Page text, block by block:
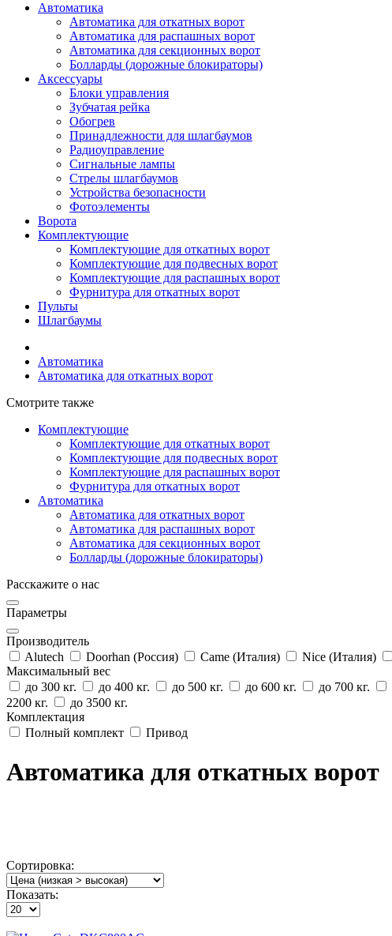
Автоматика
Автоматика для откатных ворот
Автоматика для распашных ворот
Автоматика для секционных ворот
Болларды (дорожные блокираторы)
Аксессуары
Блоки управления
Зубчатая рейка
Обогрев
Принадлежности для шлагбаумов
Радиоуправление
Сигнальные лампы
Стрелы шлагбаумов
Устройства безопасности
Фотоэлементы
Ворота
Комплектующие
Комплектующие для откатных ворот
Комплектующие для подвесных ворот
Комплектующие для распашных ворот
Фурнитура для откатных ворот
Пульты
Шлагбаумы
Автоматика
Автоматика для откатных ворот
Смотрите также
Комплектующие
Комплектующие для откатных ворот
Комплектующие для подвесных ворот
Комплектующие для распашных ворот
Фурнитура для откатных ворот
Автоматика
Автоматика для откатных ворот
Автоматика для распашных ворот
Автоматика для секционных ворот
Болларды (дорожные блокираторы)
Расскажите о нас
Параметры
Производитель
Alutech
Doorhan (Россия) Came (Италия) Nice (Италия)
Максимальный вес
до 300 кг.
до 400 кг. до 500 кг. до 600 кг. до 700 кг.
2200 кг.
до 3500 кг.
Комплектация
Полный комплект
Привод
Автоматика для откатных ворот
Сортировка:
Показать: